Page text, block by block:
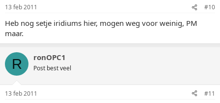
13 feb 2011 #10
Heb nog setje iridiums hier, mogen weg voor weinig, PM
maar.
R ronOPC1
Post best veel
13 feb 2011 #11